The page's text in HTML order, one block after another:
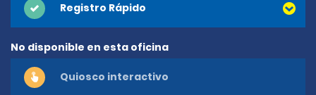
Registro Rápido
No disponible en esta oficina
Quiosco interactivo